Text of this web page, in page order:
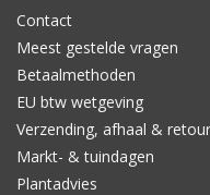
Contact
Meest gestelde vragen
Betaalmethoden
EU btw wetgeving
Verzending, afhaal & retour
Markt- & tuindagen
Plantadvies